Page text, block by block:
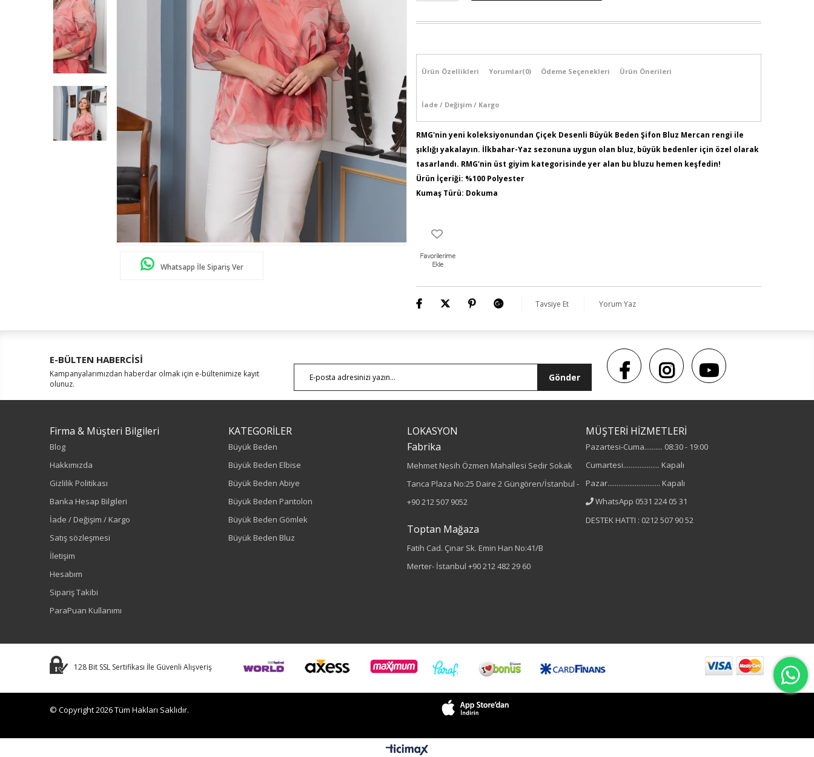
Whatsapp İle Sipariş Ver
Ürün Özellikleri Yorumlar(0) Ödeme Seçenekleri Ürün Önerileri
İade / Değişim / Kargo
RMG'nin yeni koleksiyonundan Çiçek Desenli Büyük Beden Şifon Bluz Mercan rengi ile
şıklığı yakalayın. İlkbahar-Yaz sezonuna uygun olan bluz, büyük bedenler için özel olarak
tasarlandı. RMG'nin üst giyim kategorisinde yer alan bu bluzu hemen keşfedin!
Ürün İçeriği: %100 Polyester
Kumaş Türü: Dokuma
Ürün Boyu: 70 cm
Sezon : YAZLIK
Renk
Tavsiye Et Yorum Yaz
E-BÜLTEN HABERCİSİ
Kampanyalarımızdan haberdar olmak için e-bültenimize kayıt
olunuz.
Gönder
Firma & Müşteri Bilgileri
Blog
Hakkımızda
Gizlilik Politikası
Banka Hesap Bilgileri
İade / Değişim / Kargo
Satış sözleşmesi
İletişim
Hesabım
Sipariş Takibi
ParaPuan Kullanımı
KATEGORİLER
Büyük Beden
Büyük Beden Elbise
Büyük Beden Abiye
Büyük Beden Pantolon
Büyük Beden Gömlek
Büyük Beden Bluz
LOKASYON
Fabrika
Mehmet Nesih Özmen Mahallesi Sedir Sokak
Tanca Plaza No:25 Daire 2 Güngören/İstanbul -
+90 212 507 9052
Toptan Mağaza
Fatih Cad. Çınar Sk. Emin Han No:41/B
Merter- İstanbul +90 212 482 29 60
MÜŞTERİ HİZMETLERİ
Pazartesi-Cuma.......... 08:30 - 19:00
Cumartesi.................... Kapalı
Pazar............................. Kapalı
WhatsApp 0531 224 05 31
DESTEK HATTI : 0212 507 90 52
128 Bit SSL Sertifikası İle Güvenli Alışveriş
© Copyright 2026 Tüm Hakları Saklıdır.